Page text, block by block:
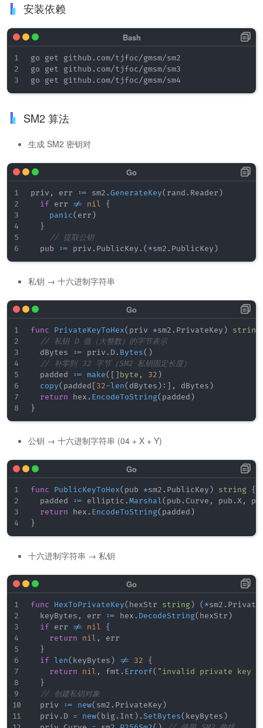
安装依赖
go get github.com/tjfoc/gmsm/sm2
go get github.com/tjfoc/gmsm/sm3
SM2 算法
生成 SM2 密钥对
priv , err := sm2 .GenerateKey( rand . Reader )
if err != nil
{
panic( err )
}
// 提取公钥
	pub
:= priv . PublicKey . (*sm2 . PublicKey )
私钥 → 十六进制字符串
func PrivateKeyToHex( priv *sm2 . PrivateKey )
string
// 私钥 D 值（大整数）的字节表示
	dBytes
:= priv . D. Bytes( )
// 补零到 32 字节（SM2 私钥固定长度）
	padded
:= make( [ ] byte , 32 )
copy( padded [32-len( dBytes ) : ] , dBytes )
return hex . EncodeToString( padded )
}
公钥 → 十六进制字符串 (04 + X + Y)
func PublicKeyToHex( pub *sm2 . PublicKey ) string {
	padded
:= elliptic .Marshal( pub . Curve , pub .X,
return hex . EncodeToString( padded )
}
十六进制字符串 → 私钥
func HexToPrivateKey( hexStr string) (*sm2 .
	keyBytes
, err := hex . DecodeString( hexStr )
if err != nil
{
return
nil ,
err
}
if len( keyBytes ) != 32
{
return
nil , fmt . Errorf( "invalid private key
}
// 创建私钥对象
	priv
:= new( sm2 . PrivateKey )
	priv
. D = new( big. Int ) . SetBytes( keyBytes )